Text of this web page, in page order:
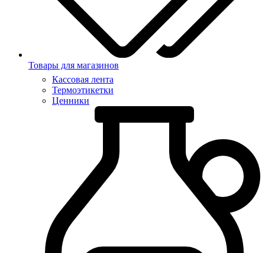
Товары для магазинов
Кассовая лента
Термоэтикетки
Ценники